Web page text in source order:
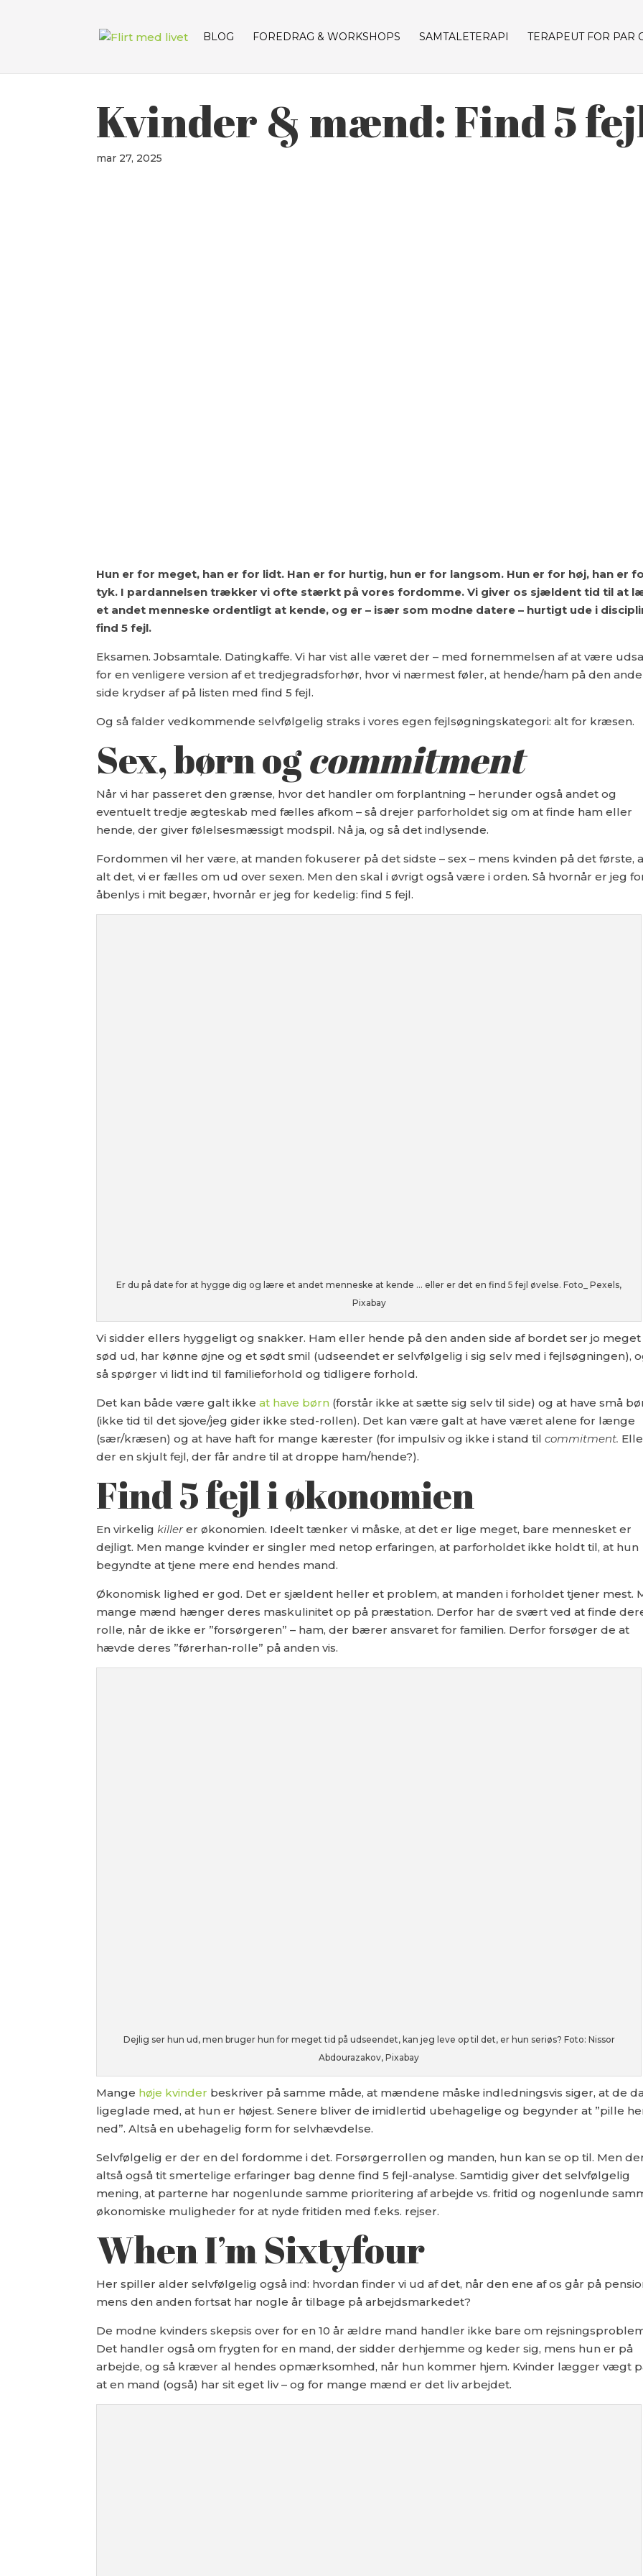
BLOG FOREDRAG & WORKSHOPS SAMTALETERAPI TERAPEUT FOR PAR
Kvinder & mænd: Find 5
mar 27, 2025
Hun er for meget, han er for lidt. Han er for hurtig, hun er for langsom. Hun er for høj, han er
tyk. I pardannelsen trækker vi ofte stærkt på vores fordomme. Vi giver os sjældent tid til at
et andet menneske ordentligt at kende, og er – især som modne datere – hurtigt ude i
find 5 fejl.
Eksamen. Jobsamtale. Datingkaffe. Vi har vist alle været der – med fornemmelsen af at være
for en venligere version af et tredjegradsforhør, hvor vi nærmest føler, at hende/ham på den
side krydser af på listen med find 5 fejl.
Og så falder vedkommende selvfølgelig straks i vores egen fejlsøgningskategori: alt for kræsen.
Sex, børn ogcommitment
Når vi har passeret den grænse, hvor det handler om forplantning – herunder også andet og
eventuelt tredje ægteskab med fælles afkom – så drejer parforholdet sig om at finde ham eller
hende, der giver følelsesmæssigt modspil. Nå ja, og så det indlysende.
Fordommen vil her være, at manden fokuserer på det sidste – sex – mens kvinden på det første,
alt det, vi er fælles om ud over sexen. Men den skal i øvrigt også være i orden. Så hvornår er jeg
åbenlys i mit begær, hvornår er jeg for kedelig: find 5 fejl.
Er du på date for at hygge dig og lære et andet menneske at kende … eller er det en find 5 fejl øvelse. Foto_ Pexels,
Pixabay
Vi sidder ellers hyggeligt og snakker. Ham eller hende på den anden side af bordet ser jo meget
sød ud, har kønne øjne og et sødt smil (udseendet er selvfølgelig i sig selv med i fejlsøgningen),
så spørger vi lidt ind til familieforhold og tidligere forhold.
Det kan både være galt ikkeat have børn (forstår ikke at sætte sig selv til side) og at have små
(ikke tid til det sjove/jeg gider ikke sted-rollen). Det kan være galt at have været alene for længe
(sær/kræsen) og at have haft for mange kærester (for impulsiv og ikke i stand tilcommitment.
der en skjult fejl, der får andre til at droppe ham/hende?).
Find 5 fejl i økonomien
En virkeligkillerer økonomien. Ideelt tænker vi måske, at det er lige meget, bare mennesket er
dejligt. Men mange kvinder er singler med netop erfaringen, at parforholdet ikke holdt til, at hun
begyndte at tjene mere end hendes mand.
Økonomisk lighed er god. Det er sjældent heller et problem, at manden i forholdet tjener mest.
mange mænd hænger deres maskulinitet op på præstation. Derfor har de svært ved at finde
rolle, når de ikke er ”forsørgeren” – ham, der bærer ansvaret for familien. Derfor forsøger de at
hævde deres ”førerhan-rolle” på anden vis.
Dejlig ser hun ud, men bruger hun for meget tid på udseendet, kan jeg leve op til det, er hun seriøs? Foto: Nissor
Abdourazakov, Pixabay
Mange høje kvinder beskriver på samme måde, at mændene måske indledningsvis siger, at de
ligeglade med, at hun er højest. Senere bliver de imidlertid ubehagelige og begynder at ”pille
ned”. Altså en ubehagelig form for selvhævdelse.
Selvfølgelig er der en del fordomme i det. Forsørgerrollen og manden, hun kan se op til. Men
altså også tit smertelige erfaringer bag denne find 5 fejl-analyse. Samtidig giver det selvfølgelig
mening, at parterne har nogenlunde samme prioritering af arbejde vs. fritid og nogenlunde
økonomiske muligheder for at nyde fritiden med f.eks. rejser.
When I’m Sixtyfour
Her spiller alder selvfølgelig også ind: hvordan finder vi ud af det, når den ene af os går på
mens den anden fortsat har nogle år tilbage på arbejdsmarkedet?
De modne kvinders skepsis over for en 10 år ældre mand handler ikke bare om
Det handler også om frygten for en mand, der sidder derhjemme og keder sig, mens hun er på
arbejde, og så kræver al hendes opmærksomhed, når hun kommer hjem. Kvinder lægger vægt
at en mand (også) har sit eget liv – og for mange mænd er det liv arbejdet.